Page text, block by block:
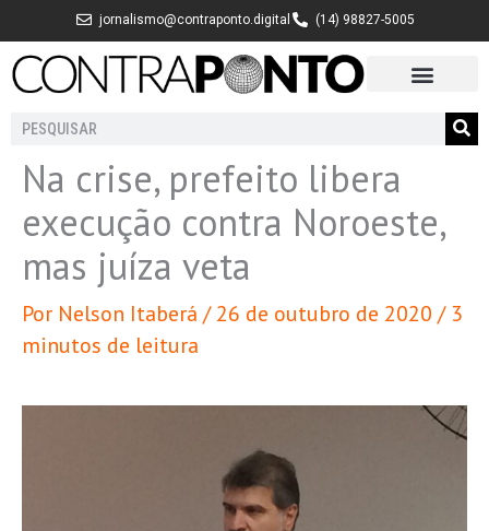
para
jornalismo@contraponto.digital (14) 98827-5005
Pesquisar
Na crise, prefeito libera
execução contra Noroeste,
mas juíza veta
Por Nelson Itaberá /26 de outubro de 2020 / 3
minutos de leitura